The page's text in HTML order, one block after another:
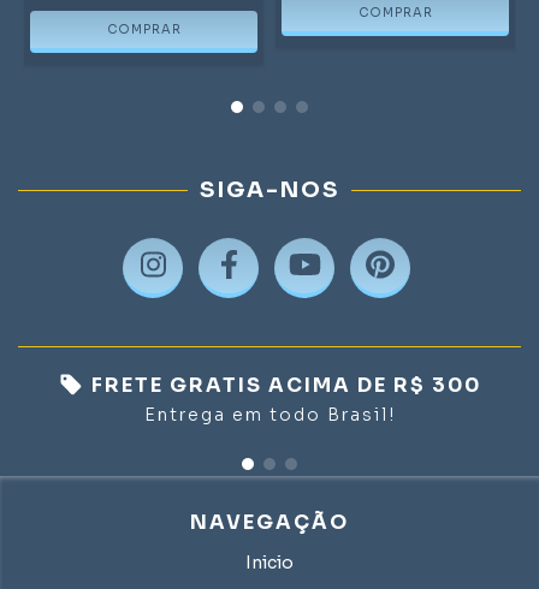
SIGA-NOS
FRETE GRATIS ACIMA DE R$ 300
Entrega em todo Brasil!
NAVEGAÇÃO
Inicio